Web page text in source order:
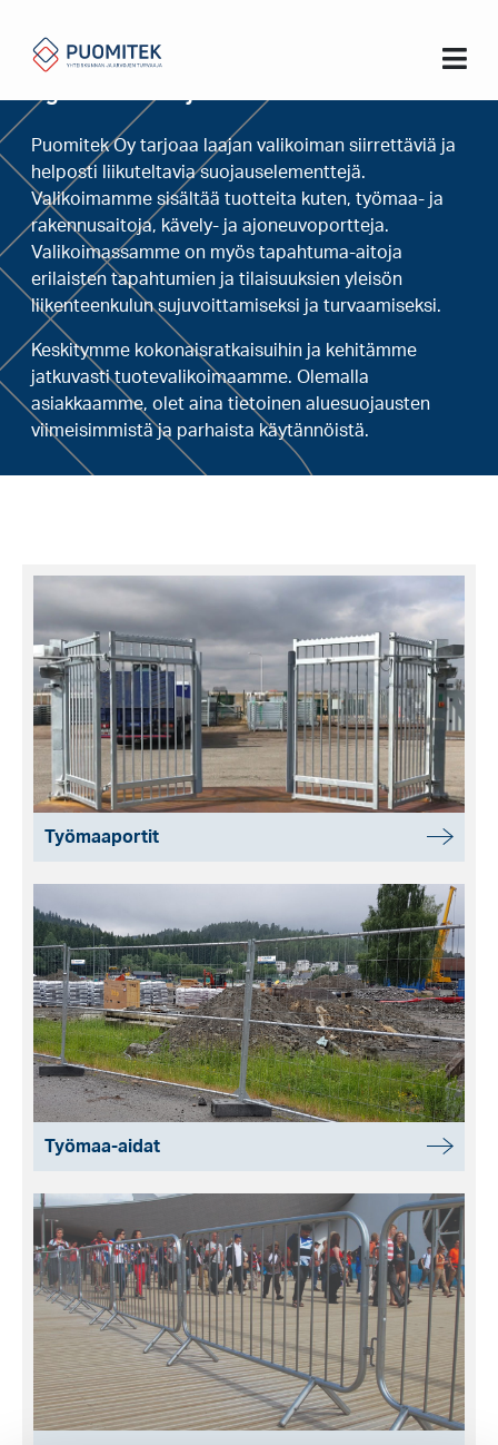
Työmaa-aidat ja tarvikkeet
Puomitek Oy tarjoaa laajan valikoiman siirrettäviä ja
helposti liikuteltavia suojauselementtejä.
Valikoimamme sisältää tuotteita kuten, työmaa- ja
rakennusaitoja, kävely- ja ajoneuvoportteja.
Valikoimassamme on myös tapahtuma-aitoja
erilaisten tapahtumien ja tilaisuuksien yleisön
liikenteenkulun sujuvoittamiseksi ja turvaamiseksi.
Keskitymme kokonaisratkaisuihin ja kehitämme
jatkuvasti tuotevalikoimaamme. Olemalla
asiakkaamme, olet aina tietoinen aluesuojausten
viimeisimmistä ja parhaista käytännöistä.
Työmaaportit
Työmaa-aidat